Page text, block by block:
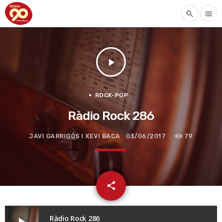
search menu
play_arrow
ROCK-POP
Ràdio Rock 286
JAVI GARRIGÓS I XEVI BACA 03/06/2017 79
share
email
Ràdio Rock 286